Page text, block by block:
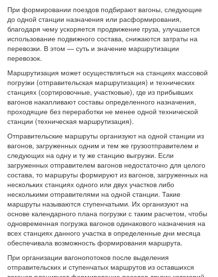
При формировании поездов подбирают вагоны, следующие
до одной станции назначения или расформирования,
благодаря чему ускоряется продвижение груза, улучшается
использование подвижного состава, снижаются затраты на
перевозки. В этом — суть и значение маршрутизации
перевозок.
Маршрутизация может осуществляться на станциях массовой
погрузки (отправительская маршрутизация) и технических
станциях (сортировочные, участковые), где из прибывших
вагонов накапливают составы определенного назначения,
проходящие без переработки не менее одной технической
станции (техническая маршрутизация).
Отправительские маршруты организуют на одной станции из
вагонов, загруженных одним и тем же грузоотправителем и
следующих на одну и ту же станцию выгрузки. Если
загруженных отправителем вагонов недостаточно для целого
состава, то маршруты формируют из вагонов, загруженных на
нескольких станциях одного или двух участков либо
несколькими отправителями на одной станции. Такие
маршруты называются ступенчатыми. Их организуют на
основе календарного плана погрузки с таким расчетом, чтобы
одновременная погрузка вагонов одинакового назначения на
всех станциях данного участка в определенные дни месяца
обеспечивала возможность формирования маршрута.
При организации вагонопотоков после выделения
отправительских и ступенчатых маршрутов из оставшихся